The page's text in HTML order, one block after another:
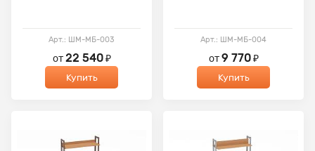
Арт.: ШМ-МБ-003
от22 540₽
Купить
Арт.: ШМ-МБ-004
от9 770₽
Купить